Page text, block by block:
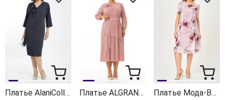
Платье AlaniCollection 2601 синий в полоску Платье ALGRANDA (Новелла Шарм) 4110-3 Платье Мода-Версаль 2383/пудра